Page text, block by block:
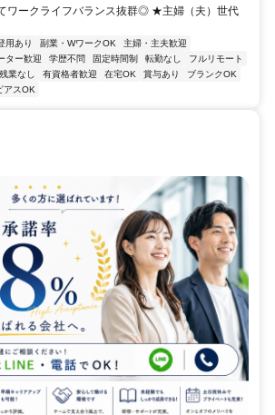
ワークライフバランス抜群◎ ★主婦（夫）世代
用あり 副業・WワークOK
主婦・主夫歓迎
ター歓迎 学歴不問 固定時間制 転勤なし
フルリモート
残業なし 有資格者歓迎 在宅OK 賞与あり
ブランクOK
アスOK